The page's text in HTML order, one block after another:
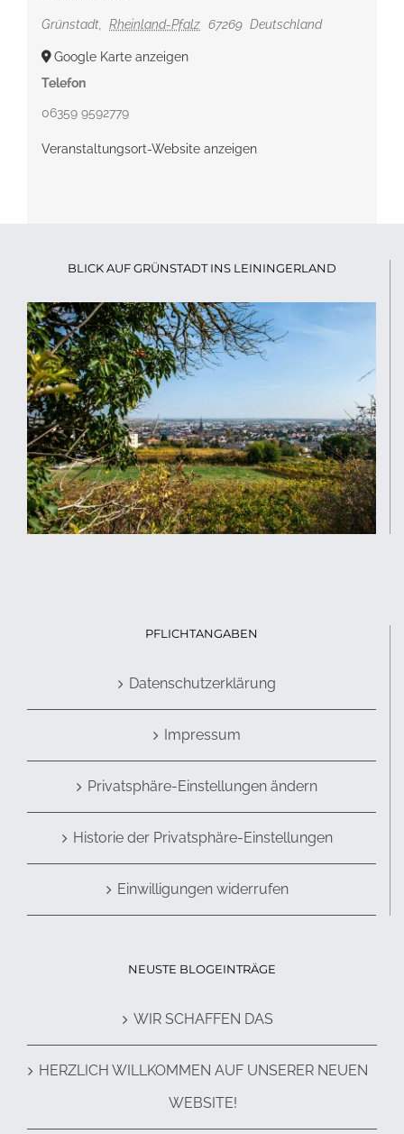
Grünstadt, Rheinland-Pfalz 67269 Deutschland
Google Karte anzeigen
Telefon
06359 9592779
Veranstaltungsort-Website anzeigen
BLICK AUF GRÜNSTADT INS LEININGERLAND
PFLICHTANGABEN
Datenschutzerklärung
Impressum
Privatsphäre-Einstellungen ändern
Historie der Privatsphäre-Einstellungen
Einwilligungen widerrufen
NEUSTE BLOGEINTRÄGE
WIR SCHAFFEN DAS
HERZLICH WILLKOMMEN AUF UNSERER NEUEN
WEBSITE!